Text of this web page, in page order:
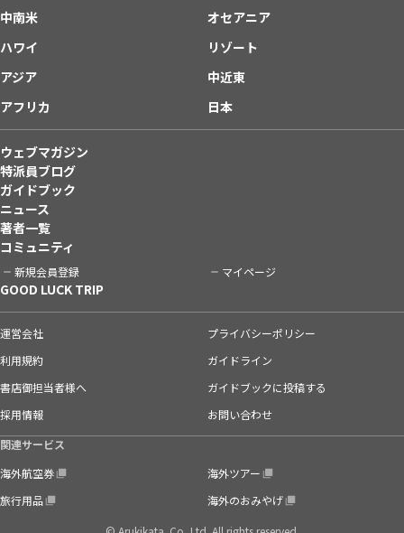
中南米
オセアニア
ハワイ
リゾート
アジア
中近東
アフリカ
日本
ウェブマガジン
特派員ブログ
ガイドブック
ニュース
著者一覧
コミュニティ
新規会員登録 マイページ
GOOD LUCK TRIP
運営会社
プライバシーポリシー
利用規約
ガイドライン
書店御担当者様へ
ガイドブックに投稿する
採用情報
お問い合わせ
関連サービス
海外航空券
海外ツアー
旅行用品
海外のおみやげ